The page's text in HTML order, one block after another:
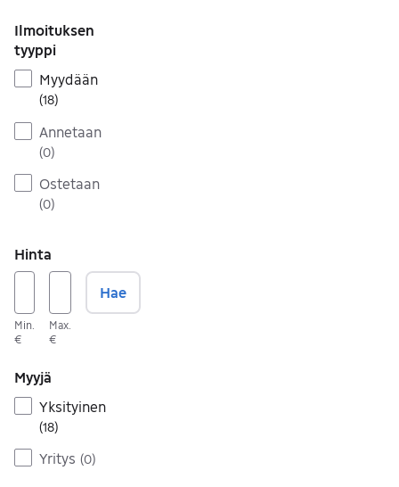
Ilmoituksen
tyyppi
Myydään
(18)
Annetaan
(0)
Ostetaan
(0)
Hinta
Min.
€
Max.
€
Hae
Myyjä
Yksityinen
(18)
Yritys (0)